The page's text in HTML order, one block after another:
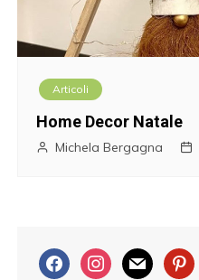
Articoli
Home Decor Natale
Michela Bergagna
f
i
m
p